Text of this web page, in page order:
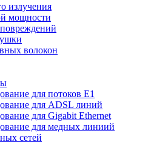
излучения
мощности
волокон
для потоков Е1
для ADSL линий
для Gigabit Ethernet
для медных линиий
сетей